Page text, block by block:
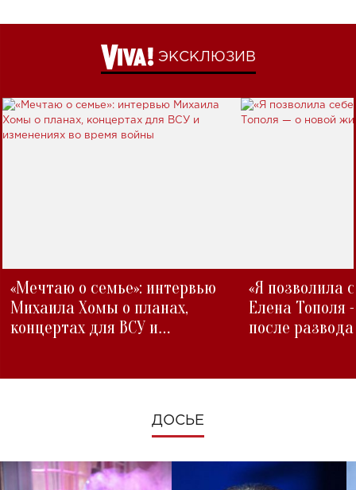
ЭКСКЛЮЗИВ
«Мечтаю о семье»: интервью
Михаила Хомы о планах,
концертах для ВСУ и
«Я позволила
Елена Тополя
после развода
ДОСЬЕ